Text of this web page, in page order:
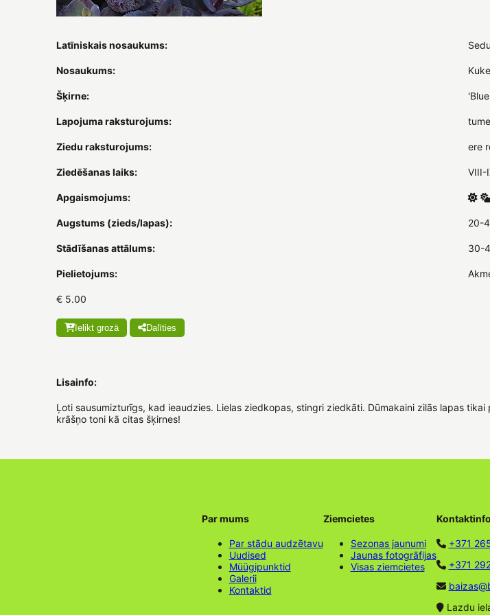
Latīniskais nosaukums:
Nosaukums:
Šķirne:
Lapojuma raksturojums:
Ziedu raksturojums: ere
Ziedēšanas laiks: VIII-
Apgaismojums:
Augstums (zieds/lapas): 20-
Stādīšanas attālums: 30-
Pielietojums:
€ 5.00
Ielikt grozā Dalīties
Lisainfo:
Ļoti sausumizturīgs, kad ieaudzies. Lielas ziedkopas, stingri ziedkāti. Dūmakaini zilās lapas
krāšņo toni kā citas šķirnes!
Par mums
Par stādu audzētavu
Uudised
Müügipunktid
Galerii
Kontaktid
Ziemcietes
Sezonas jaunumi
Jaunas fotogrāfijas
Visas ziemcietes
+371
+371
Lazdu